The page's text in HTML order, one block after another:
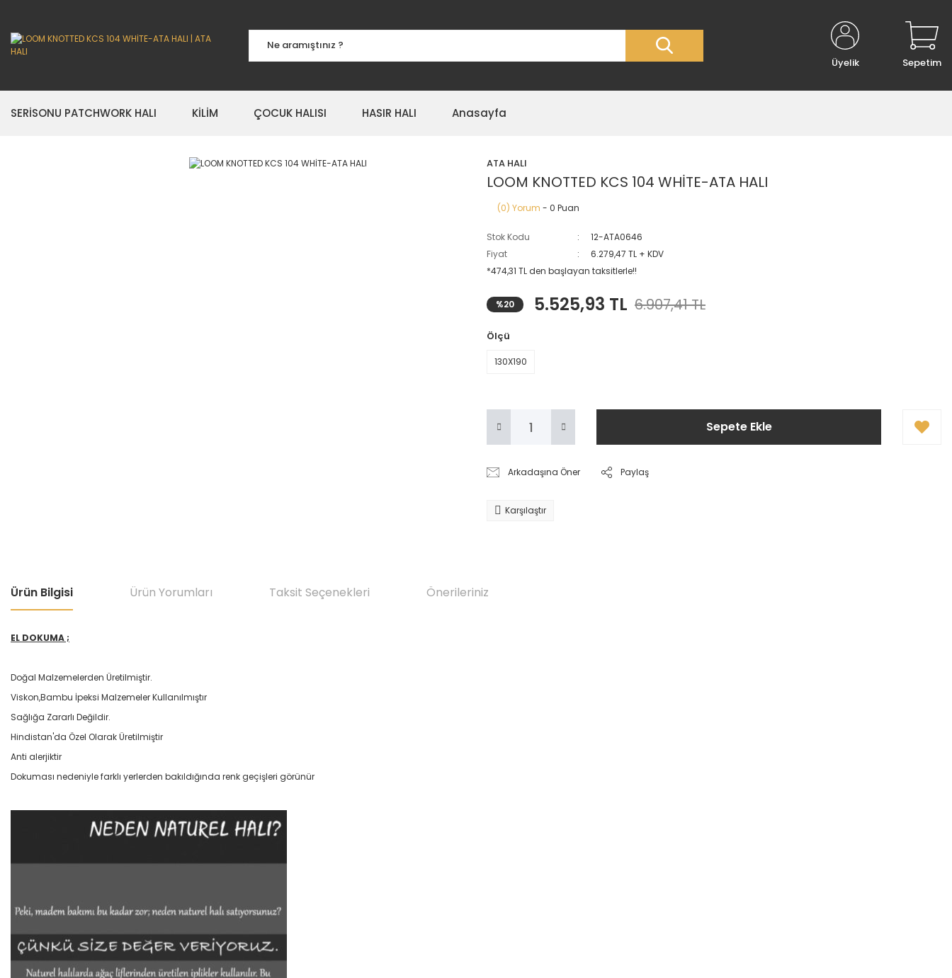
Üyelik Sepetim
SERİSONU PATCHWORK HALI KİLİM ÇOCUK HALISI HASIR HALI Anasayfa
ATA HALI
LOOM KNOTTED KCS 104 WHİTE-ATA HALI
(0) Yorum - 0 Puan
Stok Kodu
12-ATA0646
Fiyat
6.279,47 TL + KDV
*474,31 TL den başlayan taksitlerle!!
%20 5.525,93 TL 6.907,41 TL
Ölçü
130X190
Sepete Ekle
Arkadaşına Öner Paylaş
Karşılaştır
Ürün Bilgisi Ürün Yorumları Taksit Seçenekleri Önerileriniz
EL DOKUMA ;
Doğal Malzemelerden Üretilmiştir.
Viskon,Bambu İpeksi Malzemeler Kullanılmıştır
Sağlığa Zararlı Değildir.
Hindistan'da Özel Olarak Üretilmiştir
Anti alerjiktir
Dokuması nedeniyle farklı yerlerden bakıldığında renk geçişleri görünür